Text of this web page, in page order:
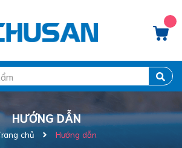
HƯỚNG DẪN
chủ Hướng dẫn